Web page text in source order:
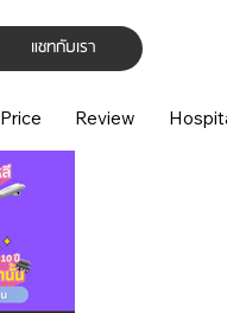
แชทกับเรา
Price Review